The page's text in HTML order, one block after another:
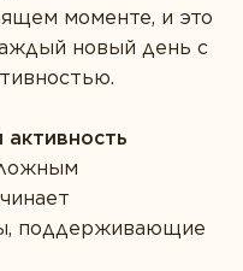
моменте, и это
новый день с
поддерживающие